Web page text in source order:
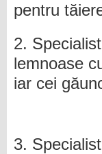
pentru
2.
lemnoase
iar cei
3.